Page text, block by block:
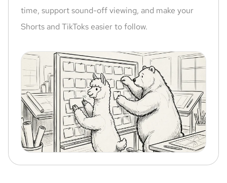
time, support sound-off viewing, and make your
Shorts and TikToks easier to follow.